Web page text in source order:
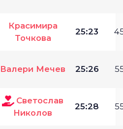
Красимира
Точкова
25:23
Валери Мечев 25:26
Светослав
Николов
25:28